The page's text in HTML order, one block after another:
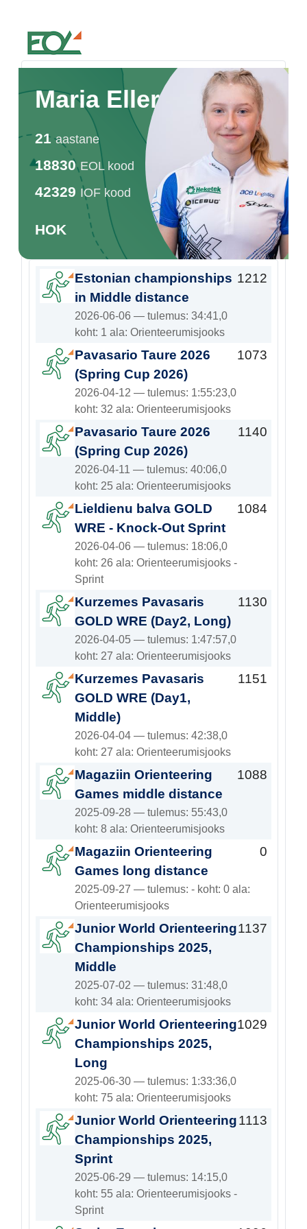
Estonian Orienteering Federation
Maria Eller
21aastane
18830 EOL kood
42329 IOF kood
HOK
Estonian championships
in Middle distance
2026-06-06 — tulemus: 34:41,0
koht: 1 ala: Orienteerumisjooks
1212
Pavasario Taure 2026
(Spring Cup 2026)
2026-04-12 — tulemus: 1:55:23,0
koht: 32 ala: Orienteerumisjooks
1073
Pavasario Taure 2026
(Spring Cup 2026)
2026-04-11 — tulemus: 40:06,0
koht: 25 ala: Orienteerumisjooks
1140
Lieldienu balva GOLD
WRE - Knock-Out Sprint
2026-04-06 — tulemus: 18:06,0
koht: 26 ala: Orienteerumisjooks -
Sprint
1084
Kurzemes Pavasaris
GOLD WRE (Day2, Long)
2026-04-05 — tulemus: 1:47:57,0
koht: 27 ala: Orienteerumisjooks
1130
Kurzemes Pavasaris
GOLD WRE (Day1,
Middle)
2026-04-04 — tulemus: 42:38,0
koht: 27 ala: Orienteerumisjooks
1151
Magaziin Orienteering
Games middle distance
2025-09-28 — tulemus: 55:43,0
koht: 8 ala: Orienteerumisjooks
1088
Magaziin Orienteering
Games long distance
2025-09-27 — tulemus: - koht: 0 ala:
Orienteerumisjooks
0
Junior World Orienteering
Championships 2025,
Middle
2025-07-02 — tulemus: 31:48,0
koht: 34 ala: Orienteerumisjooks
1137
Junior World Orienteering
Championships 2025,
Long
2025-06-30 — tulemus: 1:33:36,0
koht: 75 ala: Orienteerumisjooks
1029
Junior World Orienteering
Championships 2025,
Sprint
2025-06-29 — tulemus: 14:15,0
koht: 55 ala: Orienteerumisjooks -
Sprint
1113